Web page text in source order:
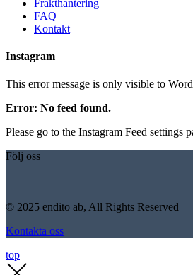
Frakthantering
FAQ
Kontakt
Instagram
This error message is only visible to
Error: No feed found.
Please go to the Instagram Feed settings
Följ oss
© 2025 endito ab, All Rights Reserved
Kontakta oss
top